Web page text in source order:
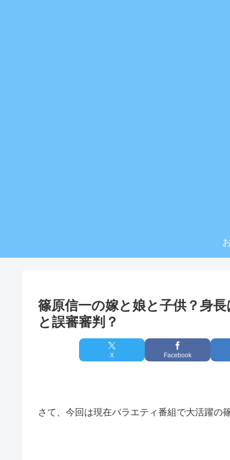
篠原信一の嫁と娘と子供？身
と誤審審判？
X Facebook
さて、今回は現在バラエティ番組で大活躍の